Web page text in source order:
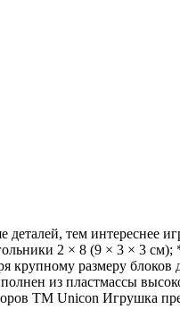
тем интереснее
2 × 8 (9 × 3 × 3
крупному размеру
из пластмассы
ТМ Unicon Игрушка